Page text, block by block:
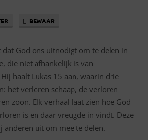
BEWAAR
dat God ons uitnodigt om te delen in
die niet afhankelijk is van
haalt Lukas 15 aan, waarin drie
het verloren schaap, de verloren
zoon. Elk verhaal laat zien hoe God
is en daar vreugde in vindt. Deze
anderen uit om mee te delen.